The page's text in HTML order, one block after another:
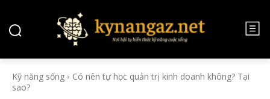
Kỹ năng sống
Có nên tự học quản trị kinh doanh không? Tại
sao?